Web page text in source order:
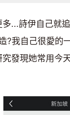
...詩伊自己就
?我自己很愛的
發現她常用今